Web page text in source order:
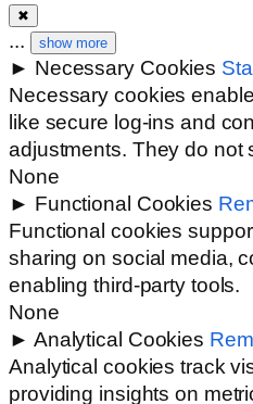
✖
... show more
► Necessary Cookies
Necessary cookies
like secure log-ins and
adjustments. They do not
None
► Functional Cookies
Functional cookies
sharing on social media,
enabling third-party tools.
None
► Analytical Cookies
Analytical cookies track
providing insights on